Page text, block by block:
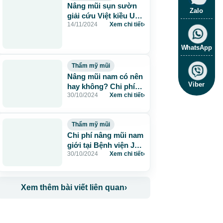
Nâng mũi sụn sườn
giải cứu Việt kiều U50
mũi co rút 20 năm
14/11/2024 Xem chi tiết›
Thẩm mỹ mũi
Nâng mũi nam có nên
hay không? Chi phí
bao nhiêu?
30/10/2024 Xem chi tiết›
Thẩm mỹ mũi
Chi phí nâng mũi nam
giới tại Bệnh viện JW
như thế nào?
30/10/2024 Xem chi tiết›
Xem thêm bài viết liên quan›
Zalo
WhatsApp
Viber